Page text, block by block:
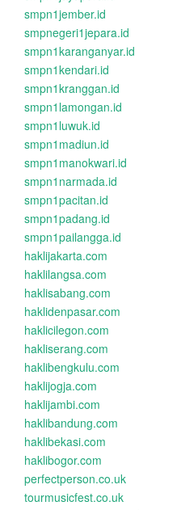
smpn1jember.id
smpnegeri1jepara.id
smpn1karanganyar.id
smpn1kendari.id
smpn1kranggan.id
smpn1lamongan.id
smpn1luwuk.id
smpn1madiun.id
smpn1manokwari.id
smpn1narmada.id
smpn1pacitan.id
smpn1padang.id
smpn1pailangga.id
haklijakarta.com
haklilangsa.com
haklisabang.com
haklidenpasar.com
haklicilegon.com
hakliserang.com
haklibengkulu.com
haklijogja.com
haklijambi.com
haklibandung.com
haklibekasi.com
haklibogor.com
perfectperson.co.uk
tourmusicfest.co.uk